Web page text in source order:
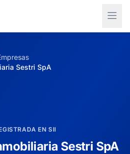
Sestri SpA
EN SII
Sestri SpA